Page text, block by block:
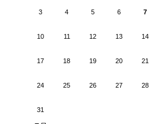
3 4 5 6 7
10 11 12 13 14
17 18 19 20 21
24 25 26 27 28
31